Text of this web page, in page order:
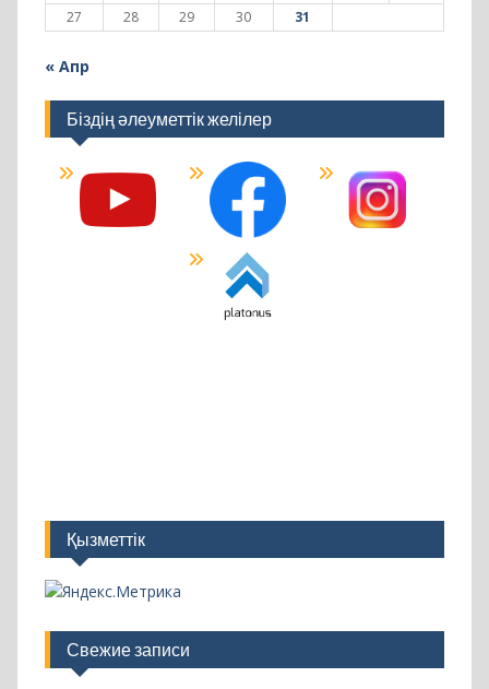
27
28 29 30 31
« Апр
Біздің әлеуметтік желілер
Қызметтік
Свежие записи